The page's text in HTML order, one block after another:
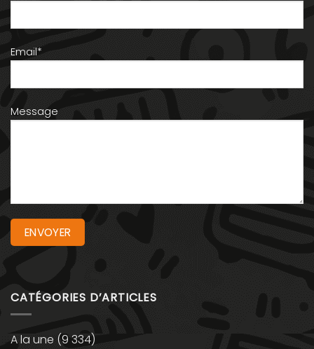
Email*
Message
CATÉGORIES D’ARTICLES
A la une (9 334)